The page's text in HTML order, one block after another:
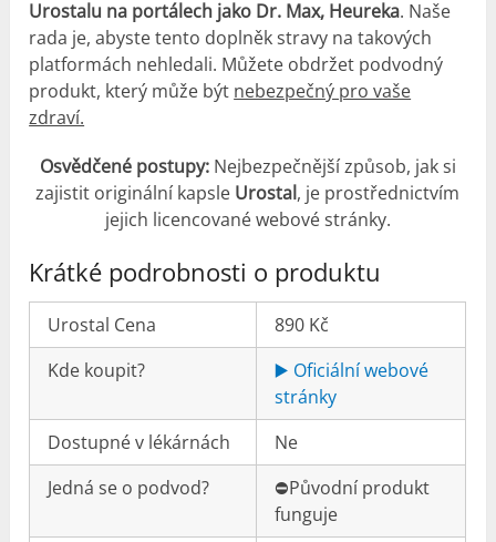
Urostalu na portálech jako Dr. Max, Heureka. Naše
rada je, abyste tento doplněk stravy na takových
platformách nehledali. Můžete obdržet podvodný
produkt, který může být nebezpečný pro vaše
zdraví.
Osvědčené postupy: Nejbezpečnější způsob, jak si
zajistit originální kapsle Urostal, je prostřednictvím
jejich licencované webové stránky.
Krátké podrobnosti o produktu
Urostal Cena
890 Kč
Kde koupit?
▶️ Oficiální webové
stránky
Dostupné v lékárnách
Ne
Jedná se o podvod?
⛔️Původní produkt
funguje